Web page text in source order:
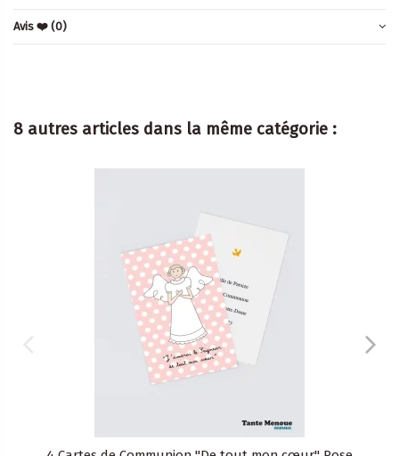
Avis ❤️ (0)
8 autres articles dans la même catégorie :